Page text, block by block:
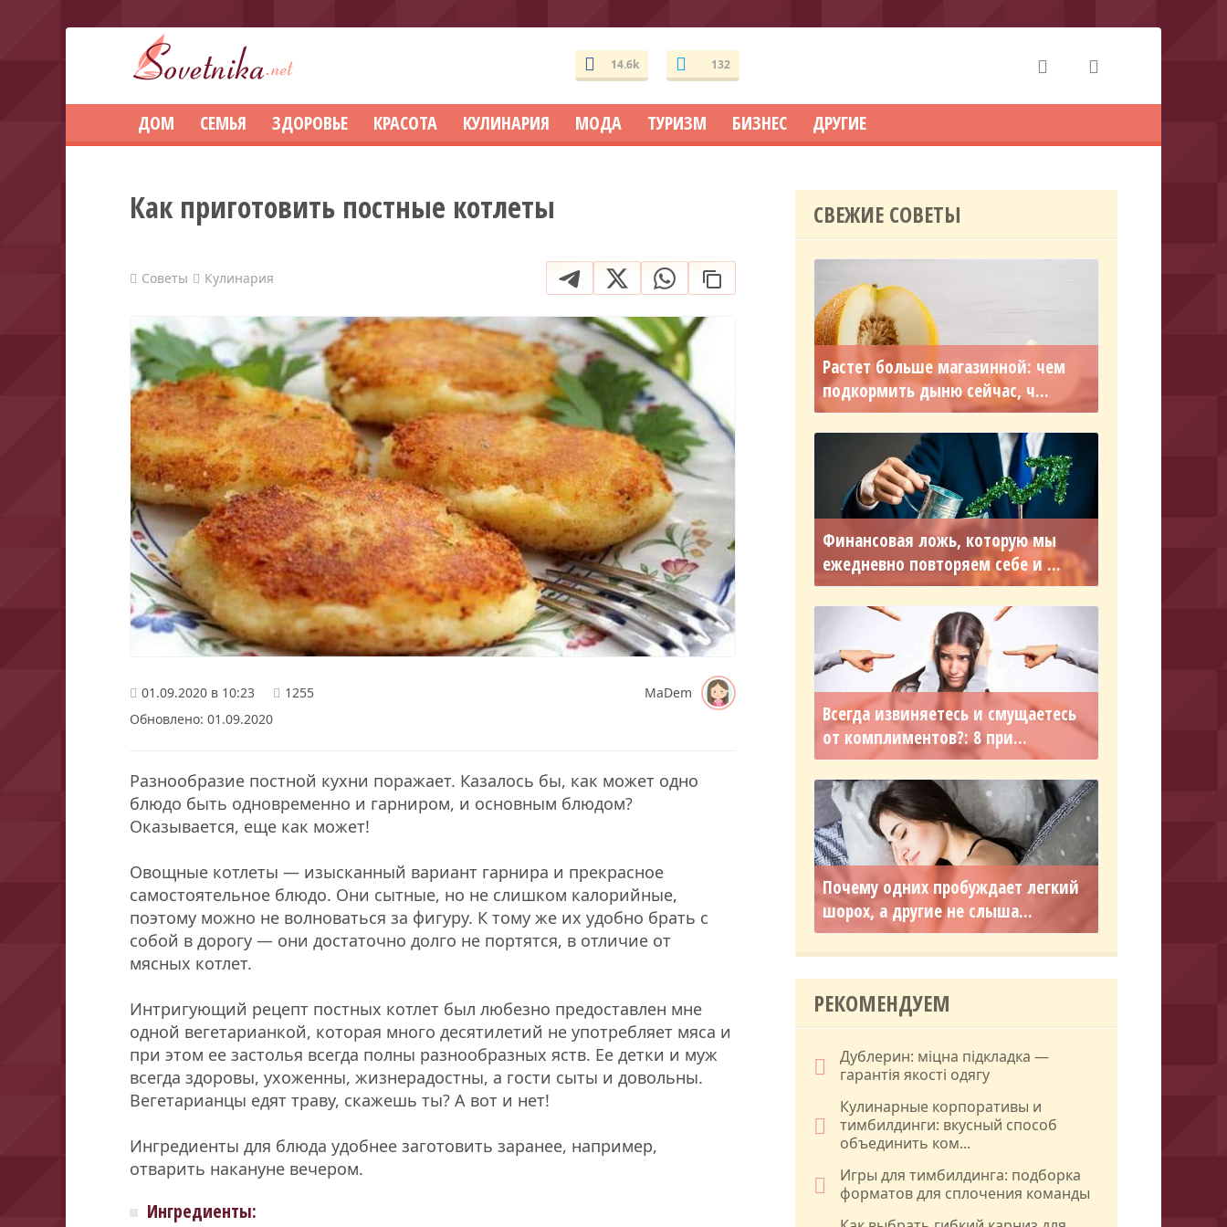
14.6k 132
ДОМ СЕМЬЯ ЗДОРОВЬЕ КРАСОТА КУЛИНАРИЯ МОДА ТУРИЗМ БИЗНЕС ДРУГИЕ
Как приготовить постные котлеты
Советы Кулинария
01.09.2020 в 10:23 1255
MaDem
Обновлено: 01.09.2020
Разнообразие постной кухни поражает. Казалось бы, как может одно
блюдо быть одновременно и гарниром, и основным блюдом?
Оказывается, еще как может!
Овощные котлеты — изысканный вариант гарнира и прекрасное
самостоятельное блюдо. Они сытные, но не слишком калорийные,
поэтому можно не волноваться за фигуру. К тому же их удобно брать с
собой в дорогу — они достаточно долго не портятся, в отличие от
мясных котлет.
Интригующий рецепт постных котлет был любезно предоставлен мне
одной вегетарианкой, которая много десятилетий не употребляет мяса и
при этом ее застолья всегда полны разнообразных яств. Ее детки и муж
всегда здоровы, ухоженны, жизнерадостны, а гости сыты и довольны.
Вегетарианцы едят траву, скажешь ты? А вот и нет!
Ингредиенты для блюда удобнее заготовить заранее, например,
отварить накануне вечером.
Ингредиенты:
СВЕЖИЕ СОВЕТЫ
Растет больше магазинной: чем
подкормить дыню сейчас, ч...
Финансовая ложь, которую мы
ежедневно повторяем себе и ...
Всегда извиняетесь и смущаетесь
от комплиментов?: 8 при...
Почему одних пробуждает легкий
шорох, а другие не слыша...
РЕКОМЕНДУЕМ
Дублерин: міцна підкладка —
гарантія якості одягу
Кулинарные корпоративы и
тимбилдинги: вкусный способ
объединить ком...
Игры для тимбилдинга: подборка
форматов для сплочения команды